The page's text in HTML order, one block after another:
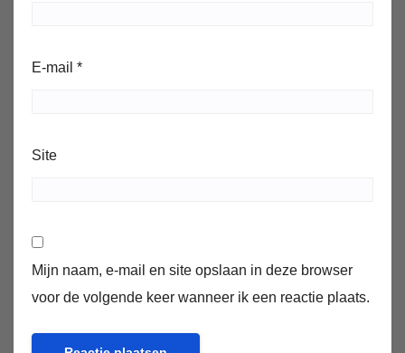
E-mail *
Site
Mijn naam, e-mail en site opslaan in deze browser
voor de volgende keer wanneer ik een reactie plaats.